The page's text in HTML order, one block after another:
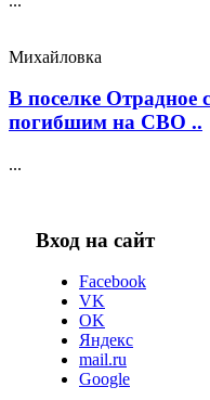
Михайловка
В поселке Отрадное
погибшим на СВО ..
...
Вход на сайт
Facebook
VK
OK
Яндекс
mail.ru
Google